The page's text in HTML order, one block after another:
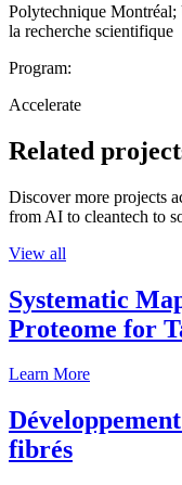
Polytechnique
la recherche scientifique
Program:
Accelerate
Related
Discover more projects
from AI to cleantech to
View all
Systematic
Proteome for
Learn More
fibrés